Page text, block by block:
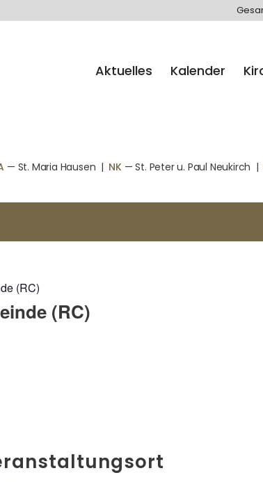
Aktuelles Kalender
— St. Maria Hausen | NK — St. Peter u. Paul Neukirch |
(RC)
(RC)